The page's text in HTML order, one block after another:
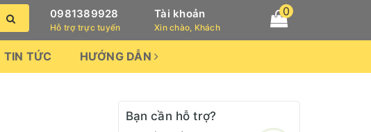
0981389928
Hỗ trợ trực tuyến
Tài khoản
Xin chào, Khách
0
TIN TỨC HƯỚNG DẪN
Bạn cần hỗ trợ?